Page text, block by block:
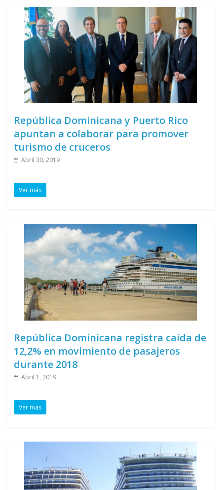
República Dominicana y Puerto Rico
apuntan a colaborar para promover
turismo de cruceros
Abril 30, 2019
Ver más
República Dominicana registra caída de
12,2% en movimiento de pasajeros
durante 2018
Abril 1, 2019
Ver más